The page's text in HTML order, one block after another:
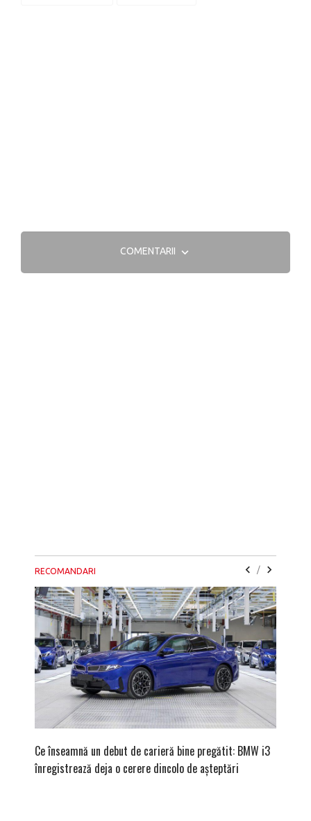
COMENTARII
RECOMANDARI /
Ce înseamnă un debut de carieră bine pregătit: BMW i3
înregistrează deja o cerere dincolo de așteptări